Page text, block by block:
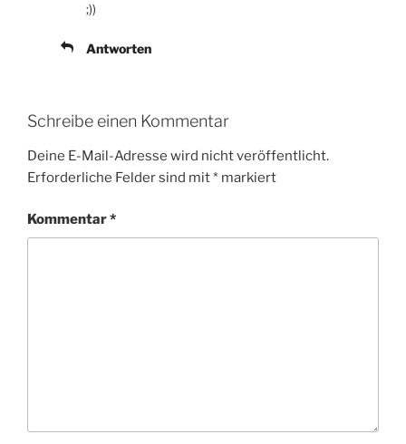
;))
Antworten
Schreibe einen Kommentar
Deine E-Mail-Adresse wird nicht veröffentlicht.
Erforderliche Felder sind mit* markiert
Kommentar*